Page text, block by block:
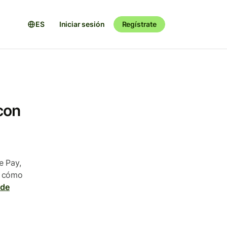
ES Iniciar sesión Regístrate
Pay,